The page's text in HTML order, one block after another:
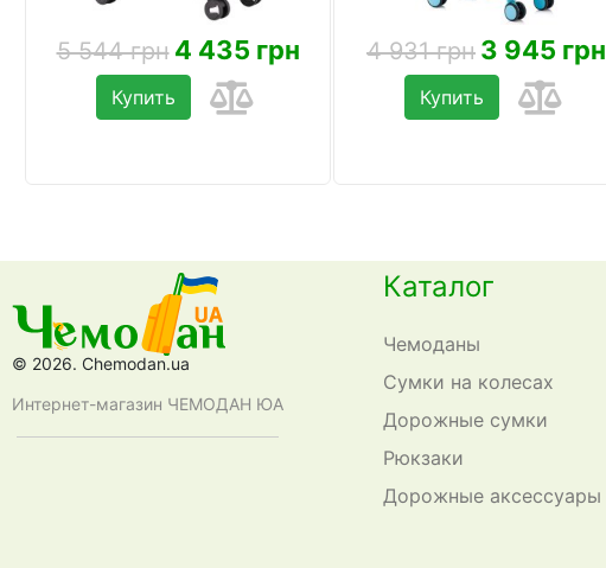
5 544 грн 4 435 грн
Купить
4 931 грн 3 945 грн
Купить
© 2026. Chemodan.ua
Интернет-магазин ЧЕМОДАН ЮА
Каталог
Чемоданы
Сумки на колесах
Дорожные сумки
Рюкзаки
Дорожные аксессуары